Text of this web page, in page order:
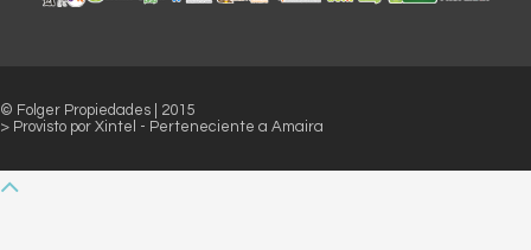
© Folger Propiedades | 2015
> Provisto por Xintel - Perteneciente a Amaira